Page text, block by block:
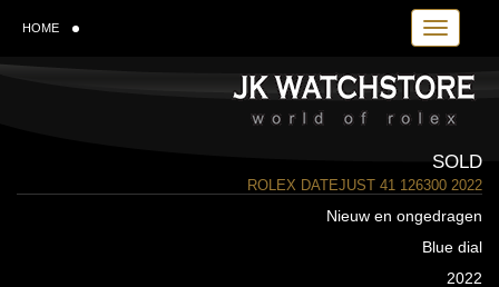
Toggle
navigation
HOME
SOLD
ROLEX DATEJUST 41 126300 2022
Nieuw en ongedragen
Blue dial
2022